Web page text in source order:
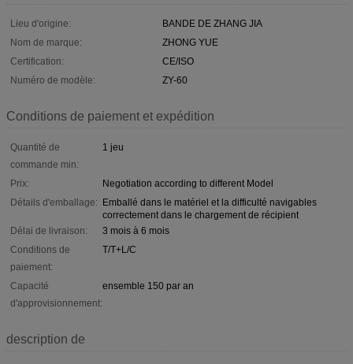
Lieu d'origine:
BANDE DE ZHANG JIA
Nom de marque:
ZHONG YUE
Certification:
CE/ISO
Numéro de modèle:
ZY-60
Conditions de paiement et expédition
Quantité de
commande min:
1 jeu
Prix:
Negotiation according to different Model
Détails d'emballage: Emballé dans le matériel et la difficulté navigables
correctement dans le chargement de récipient
Délai de livraison:
3 mois à 6 mois
Conditions de
paiement:
T/T+L/C
Capacité
d'approvisionnement:
ensemble 150 par an
description de